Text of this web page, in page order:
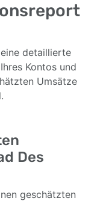
detaillierte
Kontos und
Umsätze
Des
geschätzten